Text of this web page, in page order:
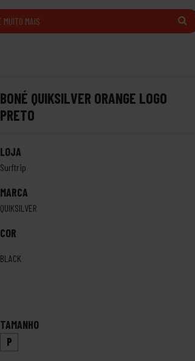
BONÉ QUIKSILVER ORANGE LOGO
PRETO
LOJA
Surftrip
MARCA
QUIKSILVER
COR
BLACK
TAMANHO
P